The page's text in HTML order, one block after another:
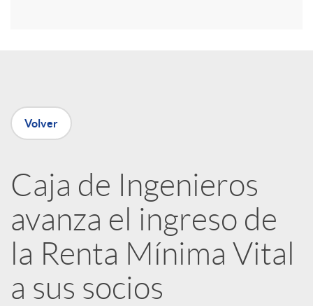
n
R
e
d
e
Volver
Caja de Ingenieros
avanza el ingreso de
la Renta Mínima Vital
a sus socios